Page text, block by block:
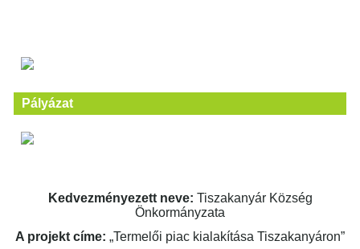
Pályázat
Kedvezményezett neve: Tiszakanyár Község
Önkormányzata
A projekt címe: „Termelői piac kialakítása Tiszakanyáron”